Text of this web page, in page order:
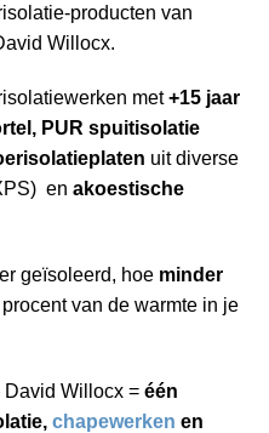
producten van
Willocx.
met+15 jaar
PUR spuitisolatie
uit diverse
en akoestische
geïsoleerd, hoe minder
van de warmte in je
David Willocx = één
chapewerken en